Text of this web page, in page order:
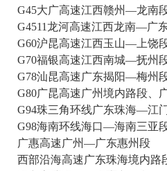
G45大广高速江西赣州—龙南
G4511龙河高速江西龙南—广
G60沪昆高速江西玉山—上饶段
G70福银高速江西南城—抚州
G78汕昆高速广东揭阳—梅州
G80广昆高速广州境内路段、
G94珠三角环线广东珠海—江
G98海南环线海口—海南三亚
广惠高速广州—广东惠州段
西部沿海高速广东珠海境内路